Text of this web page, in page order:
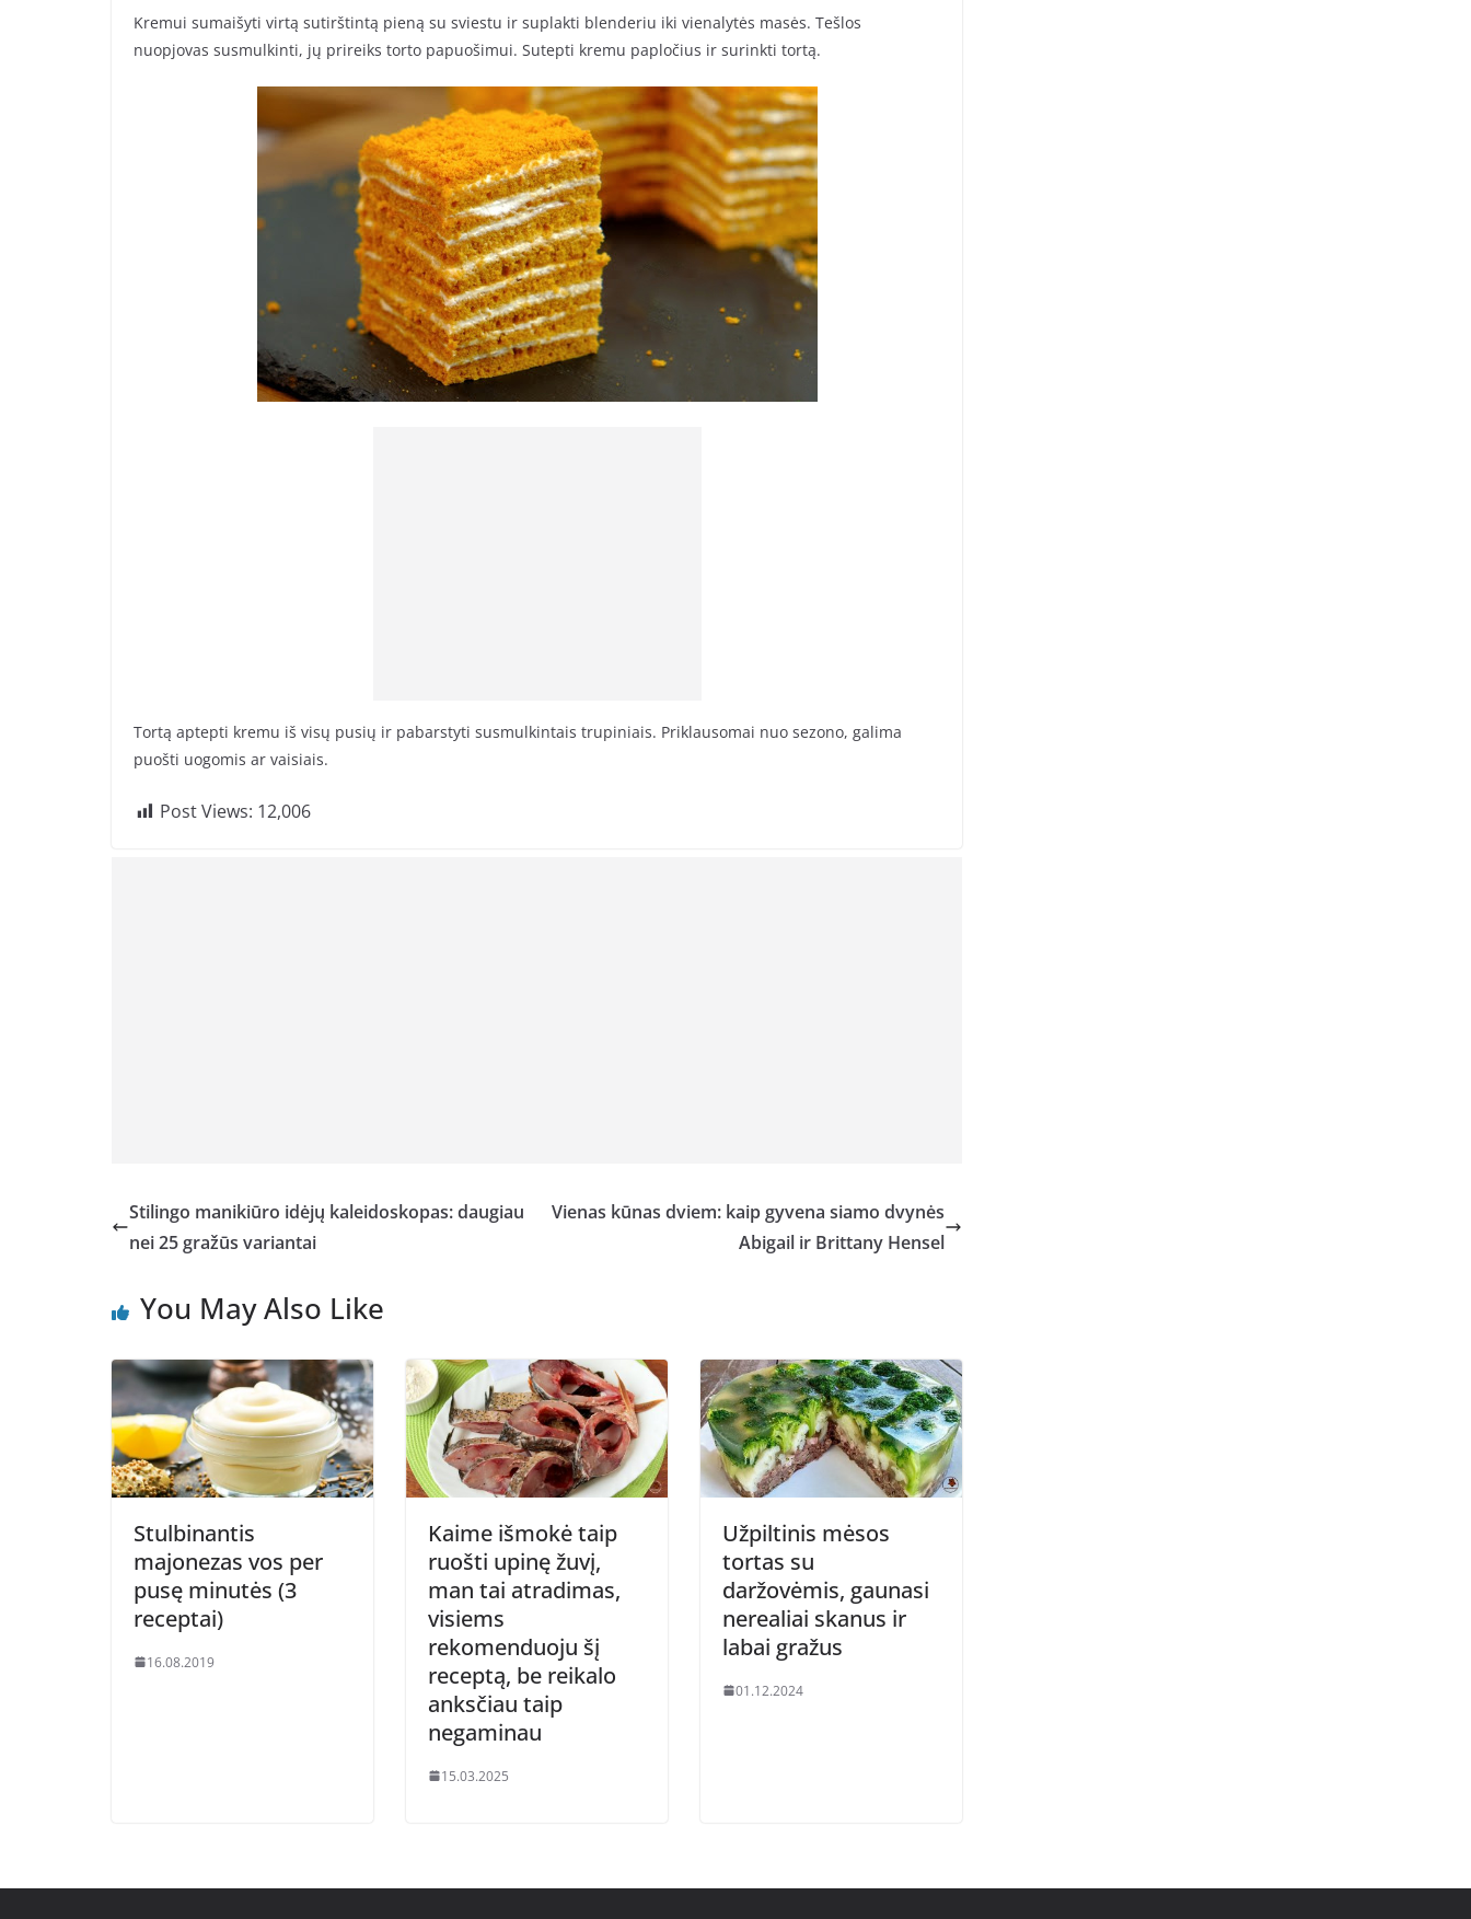
Kremui sumaišyti virtą sutirštintą pieną su sviestu ir suplakti blenderiu iki vienalytės masės. Tešlos
nuopjovas susmulkinti, jų prireiks torto papuošimui. Sutepti kremu papločius ir surinkti tortą.
Tortą aptepti kremu iš visų pusių ir pabarstyti susmulkintais trupiniais. Priklausomai nuo sezono, galima
puošti uogomis ar vaisiais.
Post Views: 12,006
Stilingo manikiūro idėjų kaleidoskopas: daugiau
nei 25 gražūs variantai
Vienas kūnas dviem: kaip gyvena siamo dvynės
Abigail ir Brittany Hensel
You May Also Like
Stulbinantis
majonezas vos per
pusę minutės (3
receptai)
16.08.2019
Kaime išmokė taip
ruošti upinę žuvį,
man tai atradimas,
visiems
rekomenduoju šį
receptą, be reikalo
anksčiau taip
negaminau
15.03.2025
Užpiltinis mėsos
tortas su
daržovėmis, gaunasi
nerealiai skanus ir
labai gražus
01.12.2024